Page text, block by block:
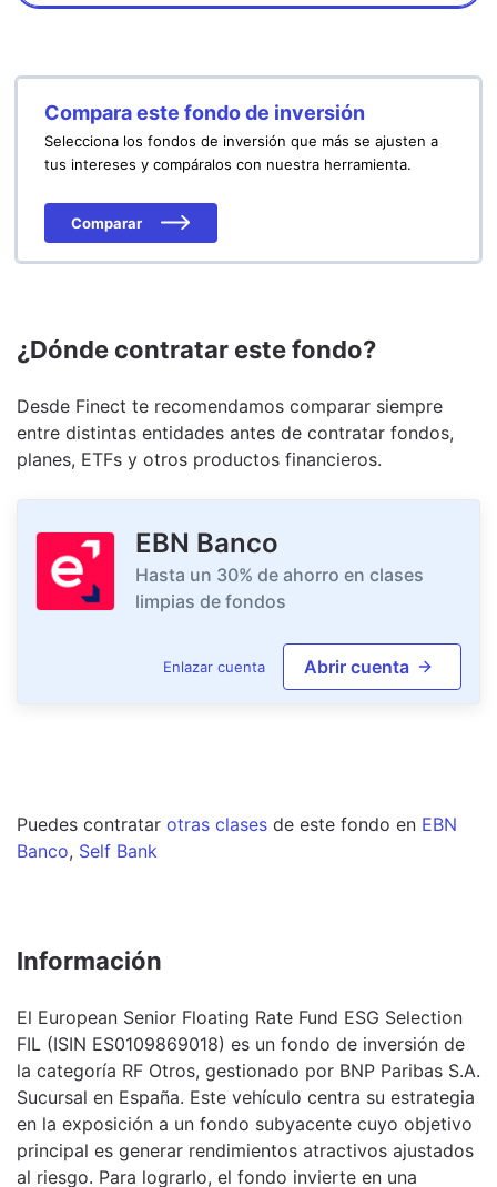
Compara este fondo de inversión
Selecciona los fondos de inversión que más se ajusten a
tus intereses y compáralos con nuestra herramienta.
Comparar
¿Dónde contratar este fondo?
Desde Finect te recomendamos comparar siempre
entre distintas entidades antes de contratar fondos,
planes, ETFs y otros productos financieros.
EBN Banco
Hasta un 30% de ahorro en clases
limpias de fondos
Enlazar cuenta Abrir cuenta
Puedes contratar otras clases de este fondo en EBN
Banco, Self Bank
Información
El European Senior Floating Rate Fund ESG Selection
FIL (ISIN ES0109869018) es un fondo de inversión de
la categoría RF Otros, gestionado por BNP Paribas S.A.
Sucursal en España. Este vehículo centra su estrategia
en la exposición a un fondo subyacente cuyo objetivo
principal es generar rendimientos atractivos ajustados
al riesgo. Para lograrlo, el fondo invierte en una